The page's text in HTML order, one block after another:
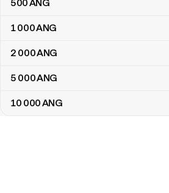
500ANG
1 000ANG
2 000ANG
5 000ANG
10 000ANG